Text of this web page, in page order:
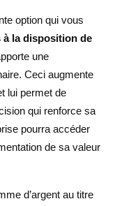
option qui vous
à la disposition de
une
Ceci augmente
lui permet de
qui renforce sa
pourra accéder
de sa valeur
d’argent au titre